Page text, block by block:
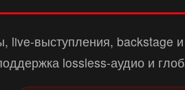
live-выступления, backstage
lossless-аудио и